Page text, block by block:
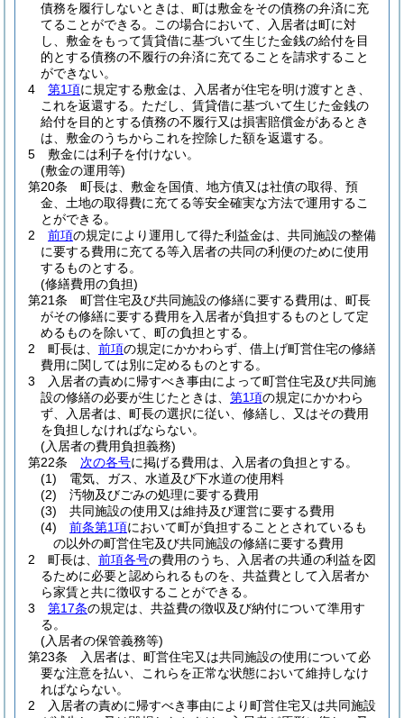
債務を履行しないときは、町は敷金をその債務の弁済に充
てることができる。この場合において、入居者は町に対
し、敷金をもって賃貸借に基づいて生じた金銭の給付を目
的とする債務の不履行の弁済に充てることを請求すること
ができない。
4
第1項に規定する敷金は、入居者が住宅を明け渡すとき、
これを返還する。 ただし、賃貸借に基づいて生じた金銭の
給付を目的とする債務の不履行又は損害賠償金があるとき
は、敷金のうちからこれを控除した額を返還する。
5
敷金には利子を付けない。
(敷金の運用等)
第20条
町長は、敷金を国債、地方債又は社債の取得、預
金、土地の取得費に充てる等安全確実な方法で運用するこ
とができる。
2
前項の規定により運用して得た利益金は、共同施設の整備
に要する費用に充てる等入居者の共同の利便のために使用
するものとする。
(修繕費用の負担)
第21条
町営住宅及び共同施設の修繕に要する費用は、町長
がその修繕に要する費用を入居者が負担するものとして定
めるものを除いて、町の負担とする。
2
町長は、 前項の規定にかかわらず、借上げ町営住宅の修繕
費用に関しては別に定めるものとする。
3
入居者の責めに帰すべき事由によって町営住宅及び共同施
設の修繕の必要が生じたときは、 第1項の規定にかかわら
ず、入居者は、町長の選択に従い、修繕し、又はその費用
を負担しなければならない。
(入居者の費用負担義務)
第22条
次の各号に掲げる費用は、入居者の負担とする。
(1)
電気、ガス、水道及び下水道の使用料
(2)
汚物及びごみの処理に要する費用
(3)
共同施設の使用又は維持及び運営に要する費用
(4)
前条第1項において町が負担することとされているも
の以外の町営住宅及び共同施設の修繕に要する費用
2
町長は、 前項各号の費用のうち、入居者の共通の利益を図
るために必要と認められるものを、共益費として入居者か
ら家賃と共に徴収することができる。
3
第17条の規定は、共益費の徴収及び納付について準用す
る。
(入居者の保管義務等)
第23条
入居者は、町営住宅又は共同施設の使用について必
要な注意を払い、これらを正常な状態において維持しなけ
ればならない。
2
入居者の責めに帰すべき事由により町営住宅又は共同施設